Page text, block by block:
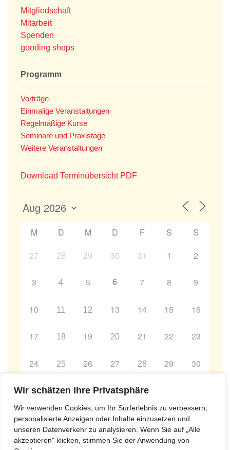
Wir schätzen Ihre Privatsphäre
Wir verwenden Cookies, um Ihr Surferlebnis zu verbessern,
personalisierte Anzeigen oder Inhalte einzusetzen und
unseren Datenverkehr zu analysieren. Wenn Sie auf „Alle
akzeptieren" klicken, stimmen Sie der Anwendung von
Mitgliedschaft
Mitarbeit
Spenden
gooding shops
Programm
Vorträge
Einmalige Veranstaltungen
Regelmäßige Kurse
Seminare und Praxistage
Weitere Veranstaltungen
Download Terminübersicht PDF
M D M D F S
S
27
28 29 30 31 1 2
3 4 5 6 7 8 9
10 11 12 13 14 15 16
17 18 19 20 21 22 23
24 25 26 27 28 29 30
31 1 2 3 4